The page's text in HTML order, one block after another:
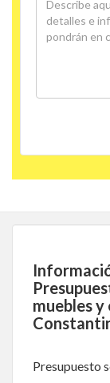
muebles
Presupuesto